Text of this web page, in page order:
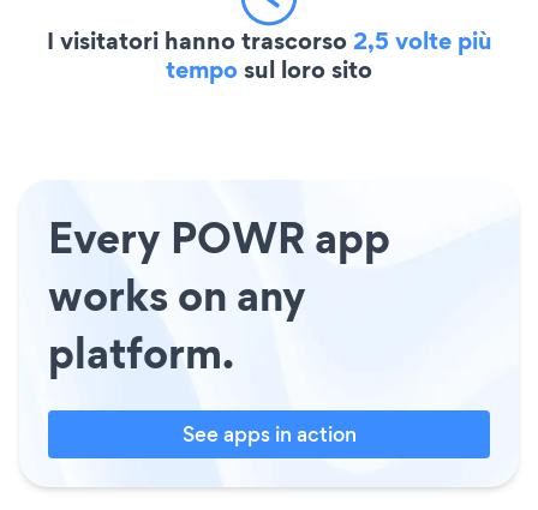
I visitatori hanno trascorso2,5 volte più
temposul loro sito
Every POWR app
works on any
platform.
See apps in action